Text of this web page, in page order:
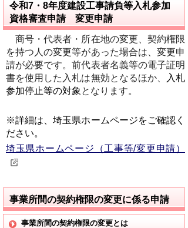
令和7・8年度建設工事請負等入札参加
資格審査申請 変更申請
商号・代表者・所在地の変更、契約権限
を持つ人の変更等があった場合は、変更申
請が必要です。前代表者名義等の電子証明
書を使用した入札は無効となるほか、
入札
参加停止等の対象 となります。
※詳細は、埼玉県ホームページをご確認く
ださい。
埼玉県ホームページ（工事等/変更申請）
事業所間の契約権限の変更に係る申請
事業所間の契約権限の変更とは